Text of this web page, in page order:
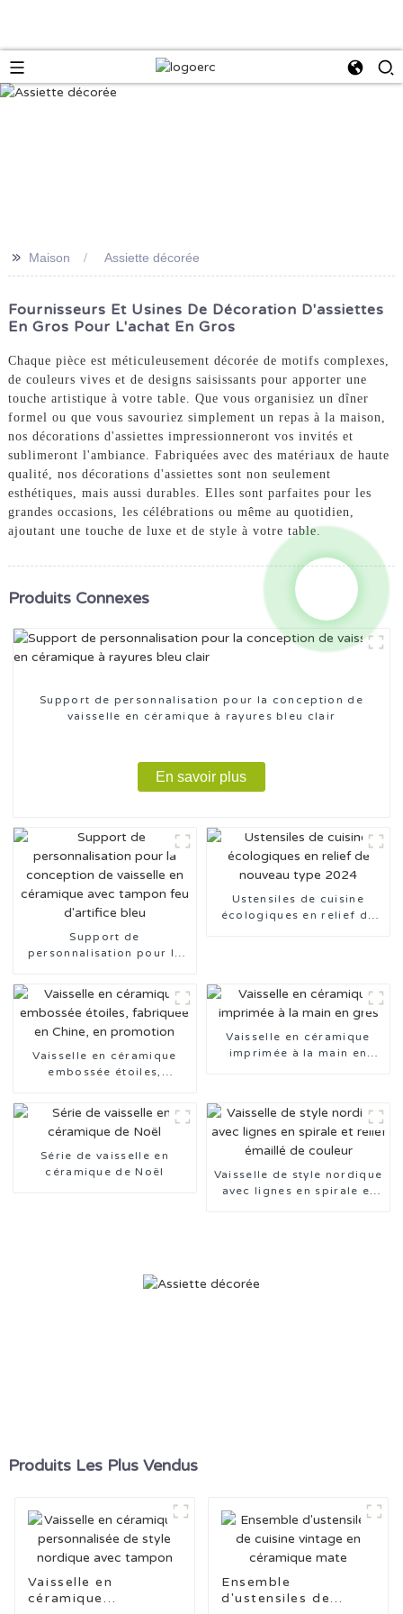
>> Maison Assiette décorée
Fournisseurs Et Usines De Décoration D'assiettes
En Gros Pour L'achat En Gros
Chaque pièce est méticuleusement décorée de motifs complexes,
de couleurs vives et de designs saisissants pour apporter une
touche artistique à votre table. Que vous organisiez un dîner
formel ou que vous savouriez simplement un repas à la maison,
nos décorations d'assiettes impressionneront vos invités et
sublimeront l'ambiance. Fabriquées avec des matériaux de haute
qualité, nos décorations d'assiettes sont non seulement
esthétiques, mais aussi durables. Elles sont parfaites pour les
grandes occasions, les célébrations ou même au quotidien,
ajoutant une touche de luxe et de style à votre table.
Produits Connexes
Support de personnalisation pour la conception de
vaisselle en céramique à rayures bleu clair
En savoir plus
Support de
personnalisation pour la
feu d'artifice bleu
Ustensiles de cuisine
écologiques en relief de
Vaisselle en céramique
embossée étoiles,
Vaisselle en céramique
imprimée à la main en
Série de vaisselle en
céramique de Noël
Vaisselle de style nordique
avec lignes en spirale et
Produits Les Plus Vendus
Vaisselle en
céramique
Ensemble
d'ustensiles de